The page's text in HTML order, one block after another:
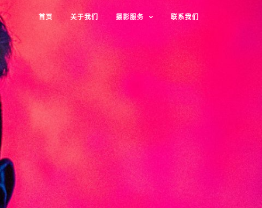
首页 关于我们 摄影服务 联系我们